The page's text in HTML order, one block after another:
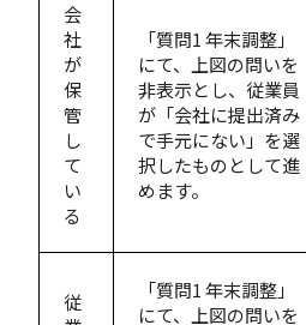
会
社
が
保
管
し
て
い
る
「質問1 年末調整」
にて、上図の問いを
非表示とし、従業員
が「会社に提出済み
で手元にない」を選
択したものとして進
めます。
従
「質問1 年末調整」
にて、上図の問いを